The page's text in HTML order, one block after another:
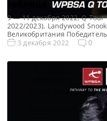
9 — 11 декабря 2022, Q Tour
2022/2023), Landywood
Великобритания
Все Новости Q Tour Все
1/4 финала 1/2 финала […]
3 декабря 2022 0